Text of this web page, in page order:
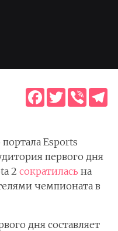
Facebook
TwitterViber
Esports
первого дня
2 сократилась на
чемпионата в
дня составляет